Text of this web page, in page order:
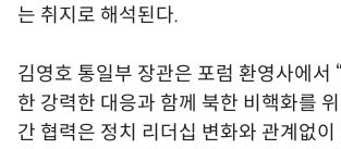
는 취지로 해석된다.
김영호 통일부 장관은 포럼 환영사에서
한 강력한 대응과 함께 북한 비핵화를
간 협력은 정치 리더십 변화와 관계없이